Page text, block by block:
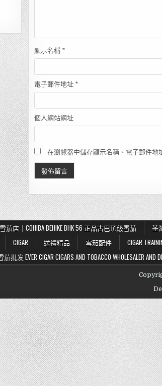
顯示名稱 *
電子郵件地址 *
個人網站網址
在瀏覽器中儲存顯示名稱、電子郵件地
茄店｜COHIBA BEHIKE BHK 56 正品古巴頂級雪茄 荃
CIGAR 送禮精品 雪茄配件 CIGAR
发 EVER CIGAR CIGARS AND TOBACCO WHOLESALER AND